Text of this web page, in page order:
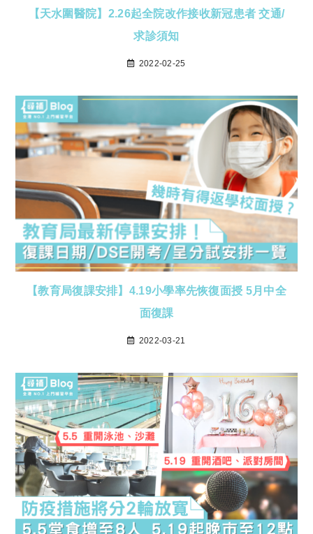
【天水圍醫院】2.26起全院改作接收新冠患者 交通/
求診須知
2022-02-25
【教育局復課安排】4.19小學率先恢復面授 5月中全
面復課
2022-03-21